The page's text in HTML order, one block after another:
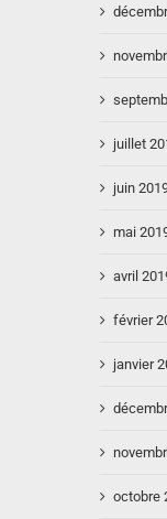
juillet
juin
mai
avril
février
janvier
octobre